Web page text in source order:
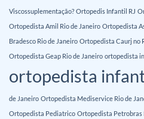
Viscossuplementação? Ortopedis Infantil RJ
Ortopedista Amil Rio de Janeiro Ortopedista
Bradesco Rio de Janeiro Ortopedista Caurj no
Ortopedista Geap Rio de Janeiro ortopedista
ortopedista
de Janeiro Ortopedista Mediservice Rio de
Ortopedista Pediatrico Ortopedista Petrobras